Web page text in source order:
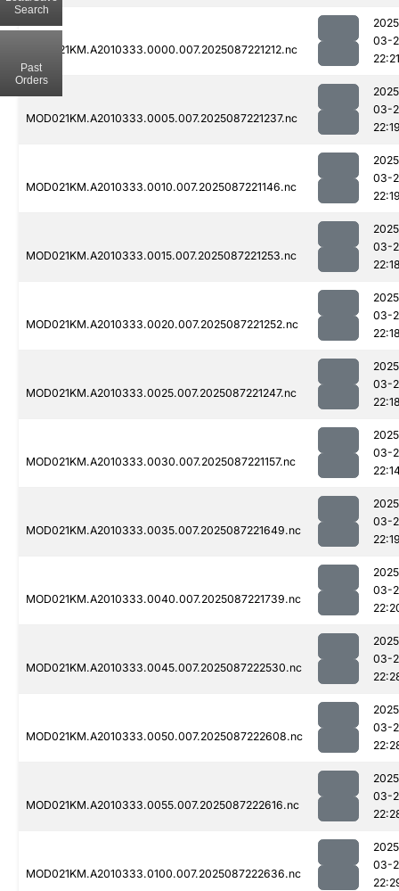
MOD021KM.A2010333.0000.007.2025087221212.nc
03-
22:21
MOD021KM.A2010333.0005.007.2025087221237.nc
03-
MOD021KM.A2010333.0010.007.2025087221146.nc
03-
MOD021KM.A2010333.0015.007.2025087221253.nc
03-
MOD021KM.A2010333.0020.007.2025087221252.nc
03-
MOD021KM.A2010333.0025.007.2025087221247.nc
03-
MOD021KM.A2010333.0030.007.2025087221157.nc
03-
MOD021KM.A2010333.0035.007.2025087221649.nc
03-
MOD021KM.A2010333.0040.007.2025087221739.nc
03-
MOD021KM.A2010333.0045.007.2025087222530.nc
03-
MOD021KM.A2010333.0050.007.2025087222608.nc
03-
MOD021KM.A2010333.0055.007.2025087222616.nc
03-
MOD021KM.A2010333.0100.007.2025087222636.nc
03-
Search
Past
Orders